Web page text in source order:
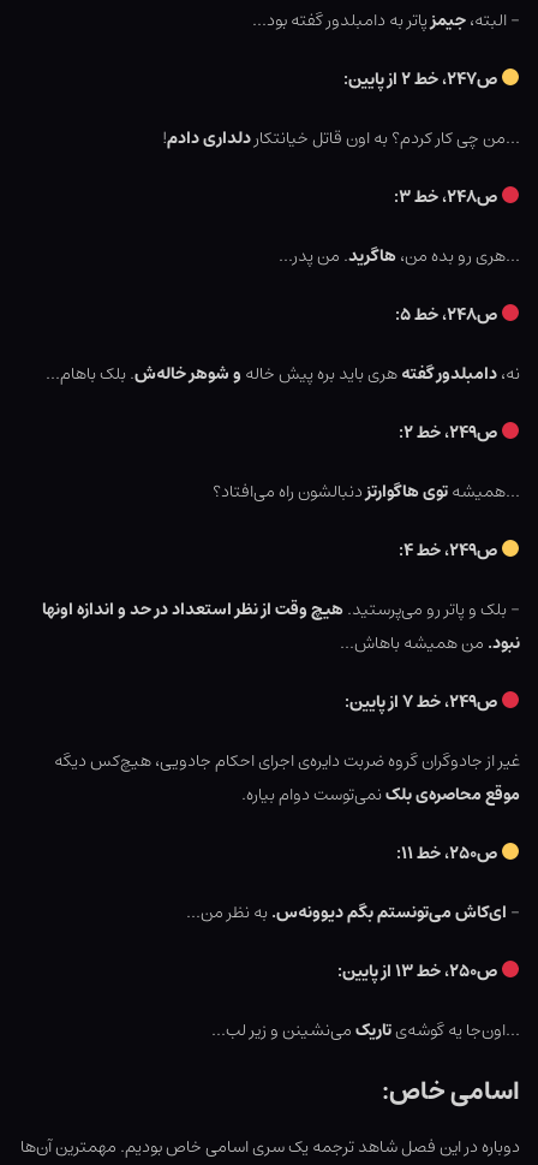
– البته،جیمزپاتر به دامبلدور گفته بود…
ص۲۴۷، خط ۲ از پایین:
…من چی کار کردم؟ به اون قاتل خیانتکاردلداری دادم!
ص۲۴۸، خط ۳:
…هری رو بده من،هاگرید. من پدر…
ص۲۴۸، خط ۵:
نه،دامبلدور گفتههری باید بره پیش خاله و شوهر خاله‌ش. بلک باهام…
ص۲۴۹، خط ۲:
…همیشهتوی هاگوارتزدنبالشون راه می‌افتاد؟
ص۲۴۹، خط ۴:
– بلک و پاتر رو می‌پرستید.هیچ وقت از نظر استعداد در حد و اندازه اونها
نبود. من همیشه باهاش…
ص۲۴۹، خط ۷ از پایین:
غیر از جادوگران گروه ضربت دایره‌ی اجرای احکام جادویی، هیچ‌کس دیگه
موقع محاصره‌ی بلکنمی‌توست دوام بیاره.
ص۲۵۰، خط ۱۱:
– ای‌کاش می‌تونستم بگم دیوونه‌س.به نظر من…
ص۲۵۰، خط ۱۳ از پایین:
…اون‌جا یه گوشه‌یتاریکمی‌نشینن و زیر لب…
اسامی خاص:
دوباره در این فصل شاهد ترجمه یک سری اسامی خاص بودیم. مهمترین آن‌ها